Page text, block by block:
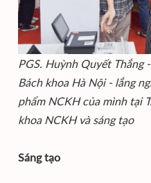
PGS. Huỳnh Quyết
Bách khoa Hà Nội - lắng
phẩm NCKH của mình tại
khoa NCKH và sáng tạo
Sáng tạo